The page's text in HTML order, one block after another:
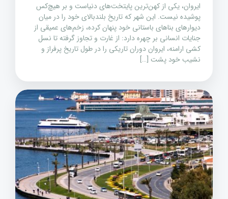
ایروان، یکی از کهن‌ترین پایتخت‌های دنیاست و بر هیچ‌کس
پوشیده نیست. این شهر که تاریخ بلندبالای خود را در میان
دیوارهای بناهای باستانی خود پنهان کرده، زخم‌های عمیقی از
جنایات انسانی بر چهره دارد: از غارت و تجاوز گرفته تا نسل
کشی ارامنه، ایروان دوران تاریکی را در طول تاریخ پرفراز و
نشیب خود پشت […]